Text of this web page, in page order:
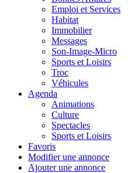
Emploi et Services
Habitat
Immobilier
Messages
Son-Image-Micro
Sports et Loisirs
Troc
Véhicules
Agenda
Animations
Culture
Spectacles
Sports et Loisirs
Favoris
Modifier une annonce
Ajouter une annonce